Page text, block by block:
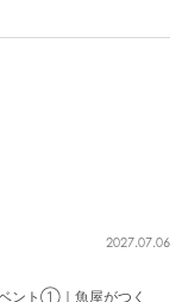
2027.07.06
ント①｜魚屋がつく